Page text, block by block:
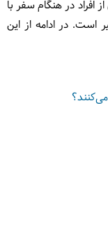
در هنگام سفر با
است. در ادامه از این